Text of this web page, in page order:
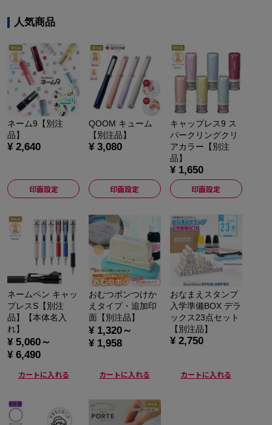
人気商品
ネーム9【別注
品】
¥ 2,640
印面設定
QOOM キューム
【別注品】
¥ 3,080
印面設定
キャップレス9 ス
パークリングクリ
アカラー【別注
品】
¥ 1,650
印面設定
ネームペン キャッ
プレスS【別注
品】【本体名入
れ】
¥ 5,060～
¥ 6,490
カートに入れる
おむつポンつけか
えタイプ・追加印
面【別注品】
¥ 1,320～
¥ 1,958
カートに入れる
おなまえスタンプ
入学準備BOX デラ
ックス23点セット
【別注品】
¥ 2,750
カートに入れる